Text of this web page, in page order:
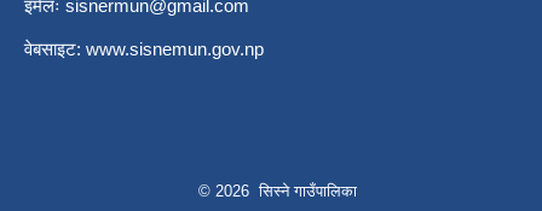
इमेलः sisnermun@gmail.com
वेबसाइट: www.sisnemun.gov.np
© 2026 सिस्ने गाउँपालिका